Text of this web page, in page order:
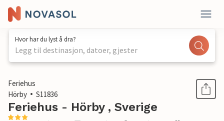
Hvor har du lyst å dra?
Legg til destinasjon, datoer, gjester
1 / 14
Feriehus
Hörby
S11836
Feriehus - Hörby , Sverige